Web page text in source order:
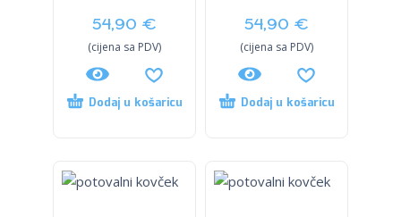
54,90 €
(cijena sa PDV)
Dodaj u košaricu
54,90 €
(cijena sa PDV)
Dodaj u košaricu